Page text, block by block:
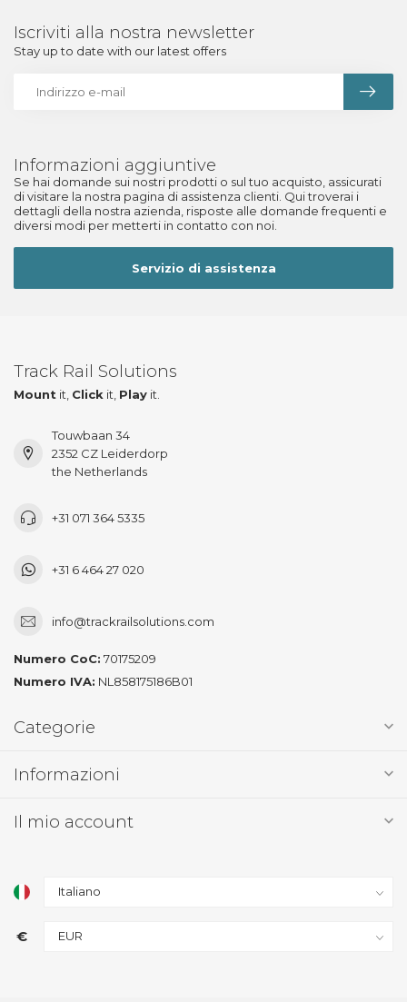
Informazioni aggiuntive
Se hai domande sui nostri prodotti o sul tuo acquisto, assicurati
di visitare la nostra pagina di assistenza clienti. Qui troverai i
dettagli della nostra azienda, risposte alle domande frequenti e
diversi modi per metterti in contatto con noi.
Servizio di assistenza
Iscriviti alla nostra newsletter
Stay up to date with our latest offers
Track Rail Solutions
Mount it, Click it, Play it.
Touwbaan 34
2352 CZ Leiderdorp
the Netherlands
+31 071 364 5335
+31 6 464 27 020
info@trackrailsolutions.com
Numero CoC: 70175209
Numero IVA: NL858175186B01
Categorie
Informazioni
Il mio account
€